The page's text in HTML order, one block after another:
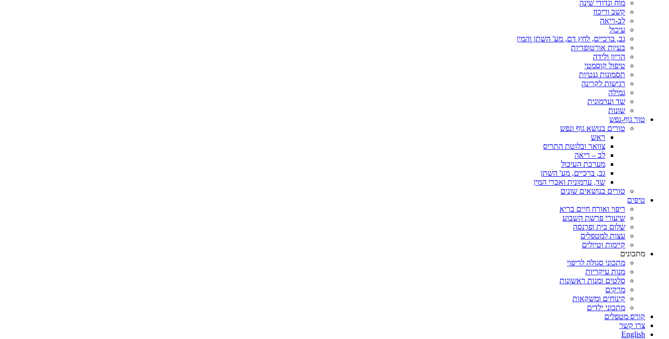
מוח ונדודי שינה
קשב וריכוז
לב-ריאה
עיכול
גב, ברכיים, לחץ דם, מע' השתן והמין
בעיות אורטופדיות
הריון ולידה
טיפול קוסמטי
תסמונות גנטיות
רגישות לקרינה
גמילה
שד וערמונית
שונות
טור גוף-נפש
טורים בנושא גוף ונפש
ראש
צוואר ובלוטת התריס
לב – ריאה
מערכת העיכול
גב, ברכיים, מע' השתן
שד, ערמונית ואברי המין
טורים בנושאים שונים
טיפים
ריפוי ואורח חיים בריא
שיעורי פרשת השבוע
שלום בית ופרנסה
עצות למטפלים
קיימות וטיולים
מתכונים
מתכוני סגולה לריפוי
מנות עיקריות
סלטים ומנות ראשונות
מרקים
קינוחים ומשקאות
מתכוני ילדים
קורס מטפלים
צרו קשר
English